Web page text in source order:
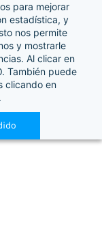
para mejorar
estadística, y
nos permite
y mostrarle
Al clicar en
También puede
clicando en
Iniciar sesión